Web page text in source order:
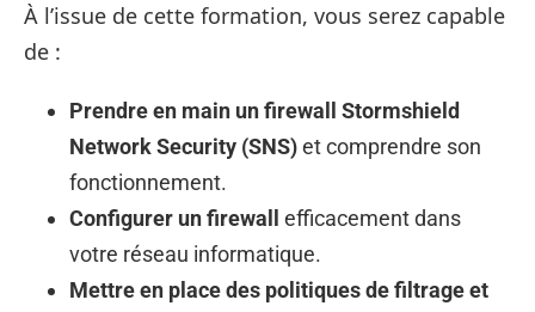
À l’issue de cette formation, vous serez capable
de :
Prendre en main un firewall Stormshield
Network Security (SNS)et comprendre son
fonctionnement.
Configurer un firewall
efficacement dans
votre réseau informatique.
Mettre en place des politiques de filtrage et